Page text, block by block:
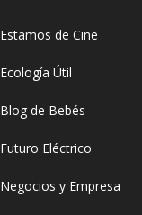
Estamos de Cine
Ecología Útil
Blog de Bebés
Futuro Eléctrico
Negocios y Empresa